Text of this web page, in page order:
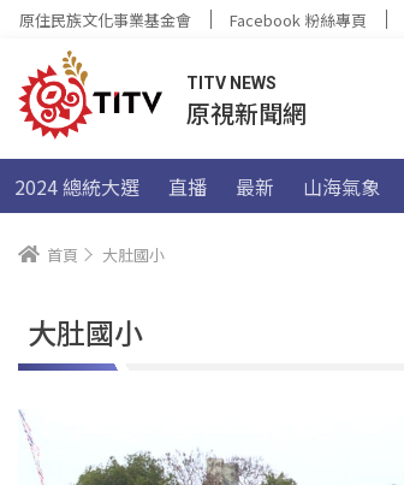
原住民族文化事業基金會 Facebook 粉絲專頁
TITV NEWS
原視新聞網
2024 總統大選 直播 最新 山海氣象
首頁 大肚國小
大肚國小